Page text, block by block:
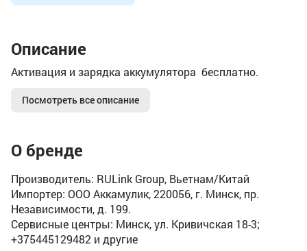
Описание
Активация и зарядка аккумулятора бесплатно.
Посмотреть все описание
О бренде
Производитель: RULink Group, Вьетнам/Китай
Импортер: ООО Аккамулик, 220056, г. Минск, пр.
Независимости, д. 199.
Сервисные центры: Минск, ул. Кривичская 18-3;
+375445129482 и другие